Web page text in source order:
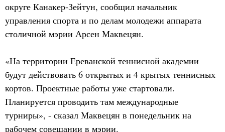
округе Канакер-Зейтун, сообщил начальник
управления спорта и по делам молодежи аппарата
столичной мэрии Арсен Маквецян.
«На территории Ереванской теннисной академии
будут действовать 6 открытых и 4 крытых теннисных
кортов. Проектные работы уже стартовали.
Планируется проводить там международные
турниры», - сказал Маквецян в понедельник на
рабочем совещании в мэрии.